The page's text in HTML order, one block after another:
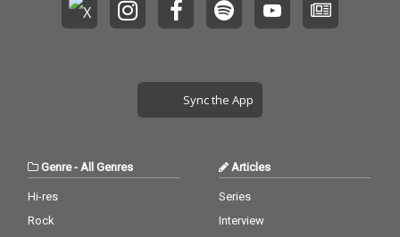
Sync the App
Genre-All Genres
Hi-res
Rock
Articles
Series
Interview